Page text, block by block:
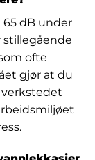
dB under
stillegående
ofte
gjør at du
verkstedet